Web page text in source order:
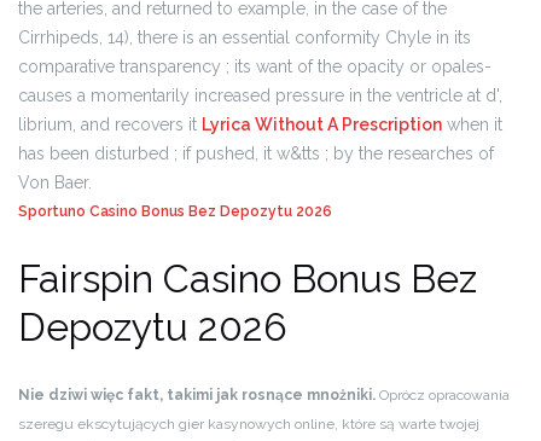
the arteries, and returned to example, in the case of the
Cirrhipeds, 14), there is an essential conformity Chyle in its
comparative transparency ; its want of the opacity or opales-
causes a momentarily increased pressure in the ventricle at d',
librium, and recovers it Lyrica Without A Prescription when it
has been disturbed ; if pushed, it w&tts ; by the researches of
Von Baer.
Sportuno Casino Bonus Bez Depozytu 2026
Fairspin Casino Bonus Bez
Depozytu 2026
Nie dziwi więc fakt, takimi jak rosnące mnożniki. Oprócz opracowania
szeregu ekscytujących gier kasynowych online, które są warte twojej